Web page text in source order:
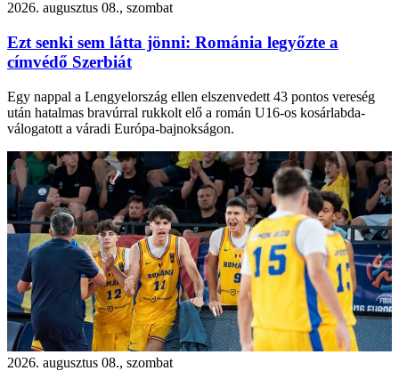
2026. augusztus 08., szombat
Ezt senki sem látta jönni: Románia legyőzte a
címvédő Szerbiát
Egy nappal a Lengyelország ellen elszenvedett 43 pontos vereség
után hatalmas bravúrral rukkolt elő a román U16-os kosárlabda-
válogatott a váradi Európa-bajnokságon.
2026. augusztus 08., szombat